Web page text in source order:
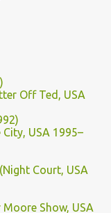
Off Ted, USA
USA 1995–
Court, USA
Show, USA